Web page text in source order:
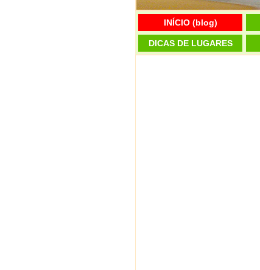
INÍCIO (blog)
DICAS DE LUGARES